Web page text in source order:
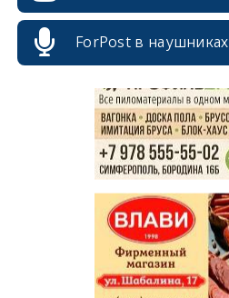
ForPost в наушниках